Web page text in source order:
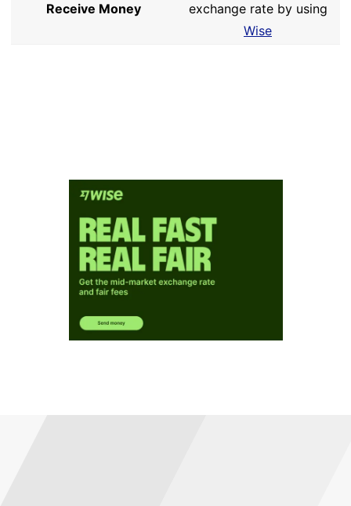
Receive Money
exchange rate by using
Wise